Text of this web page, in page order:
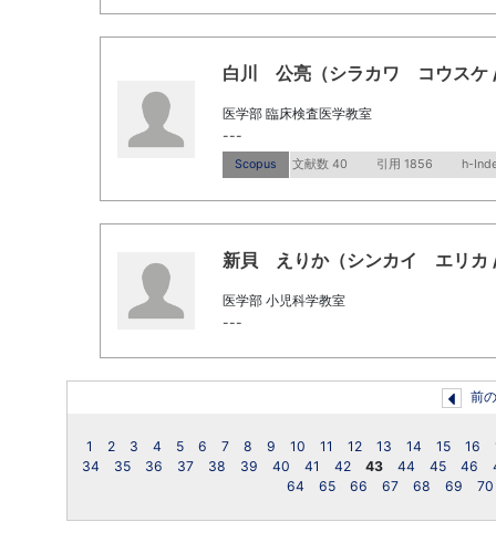
白川 公亮（シラカワ コウスケ
医学部 臨床検査医学教室
---
Scopus 文献数 40 引用 1856 h-
新貝 えりか（シンカイ エリカ
医学部 小児科学教室
---
前
1 2 3 4 5 6 7 8 9 10 11 12 13 14 15 16
34
35 36 37 38 39 40 41 42 43 44 45 46
64
65 66 67 68 69 70